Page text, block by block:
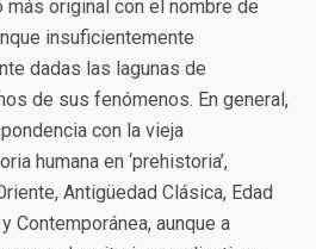
más original con el nombre de
insuficientemente
dadas las lagunas de
de sus fenómenos. En general,
con la vieja
humana en ‘prehistoria’,
Antigüedad Clásica, Edad
Contemporánea, aunque a